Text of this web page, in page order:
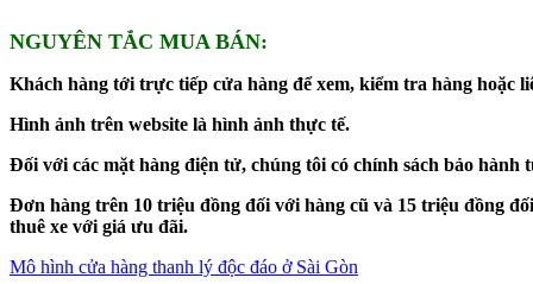
NGUYÊN TẮC MUA BÁN:
Khách hàng tới trực tiếp cửa hàng để xem, kiểm tra hàng hoặc
Hình ảnh trên website là hình ảnh thực tế.
Đối với các mặt hàng điện tử, chúng tôi có chính sách bảo
Đơn hàng trên 10 triệu đồng đối với hàng cũ và 15 triệu đồng
thuê xe với giá ưu đãi.
Mô hình cửa hàng thanh lý độc đáo ở Sài Gòn